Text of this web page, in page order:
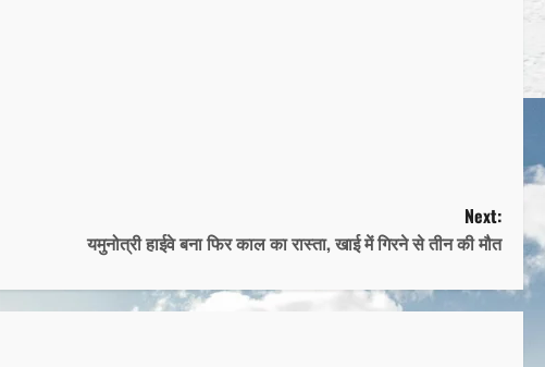
Next:
यमुनोत्री हाईवे बना फिर काल का रास्ता, खाई में गिरने से तीन की मौत